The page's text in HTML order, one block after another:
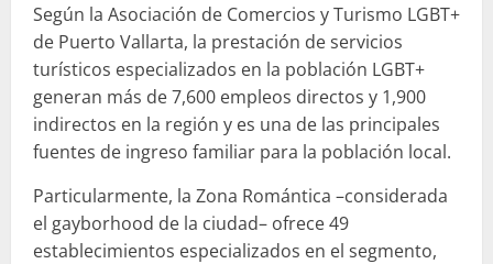
Según la Asociación de Comercios y Turismo LGBT+
de Puerto Vallarta, la prestación de servicios
turísticos especializados en la población LGBT+
generan más de 7,600 empleos directos y 1,900
indirectos en la región y es una de las principales
fuentes de ingreso familiar para la población local.
Particularmente, la Zona Romántica –considerada
el gayborhood de la ciudad– ofrece 49
establecimientos especializados en el segmento,